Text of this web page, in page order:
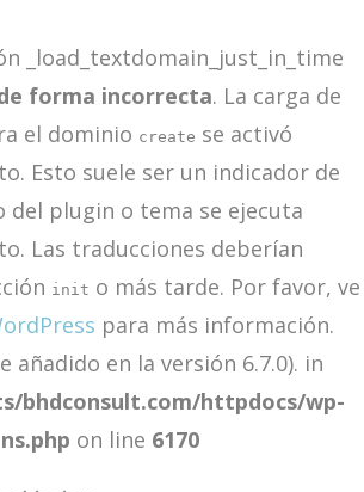
_load_textdomain_just_in_time
forma incorrecta. La carga de
el dominio create se activó
Esto suele ser un indicador de
del plugin o tema se ejecuta
Las traducciones deberían
init o más tarde. Por favor, ve
para más información.
añadido en la versión 6.7.0). in
bhdconsult.com/httpdocs/wp-
on line 6170